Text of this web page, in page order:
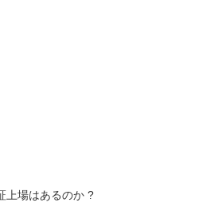
上場はあるのか ?